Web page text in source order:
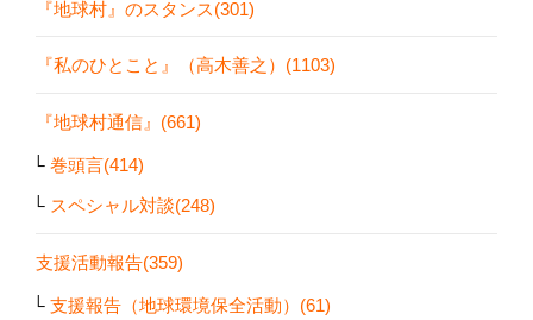
『地球村』のスタンス(301)
『私のひとこと』（高木善之）(1103)
『地球村通信』(661)
巻頭言(414)
スペシャル対談(248)
支援活動報告(359)
支援報告（地球環境保全活動）(61)